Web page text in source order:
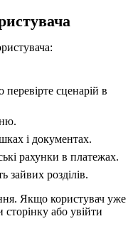
перевірте сценарій в
і документах.
рахунки в платежах.
зайвих розділів.
Якщо користувач уже
сторінку або увійти